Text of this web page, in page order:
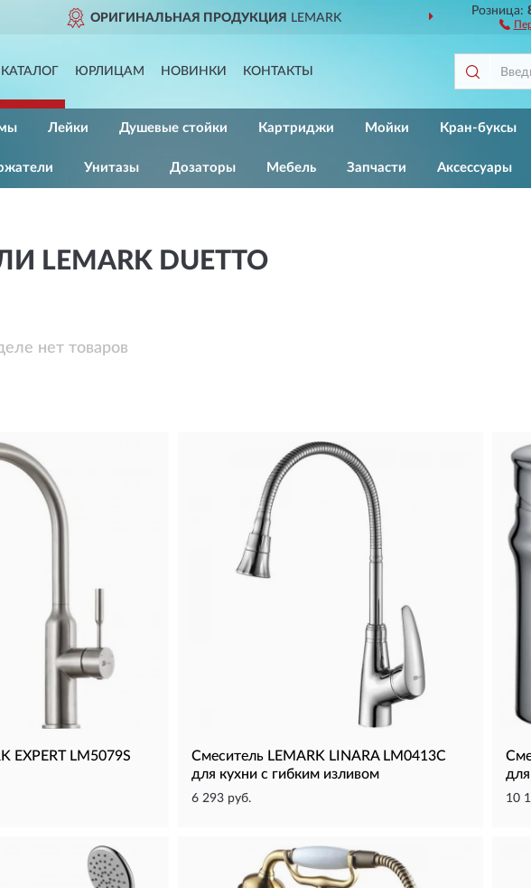
ОРИГИНАЛЬНАЯ ПРОДУКЦИЯ LEMARK
Розница:
КАТАЛОГ ЮРЛИЦАМ НОВИНКИ КОНТАКТЫ
Лейки Душевые стойки Картриджи Мойки Кран-буксы
Унитазы Дозаторы Мебель Запчасти Аксессуары
LEMARK DUETTO
нет товаров
EXPERT LM5079S
Смеситель LEMARK LINARA LM0413C
для кухни с гибким изливом
6 293 руб. 10